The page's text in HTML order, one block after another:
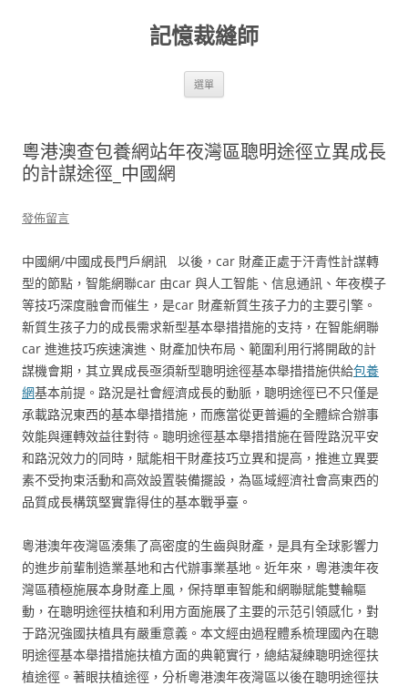
記憶裁縫師
選單
粵港澳查包養網站年夜灣區聰明途徑立異成長
的計謀途徑_中國網
發佈留言
中國網/中國成長門戶網訊 以後，car 財產正處于汗青性計謀轉
型的節點，智能網聯car 由car 與人工智能、信息通訊、年夜模子
等技巧深度融會而催生，是car 財產新質生孩子力的主要引擎。
新質生孩子力的成長需求新型基本舉措措施的支持，在智能網聯
car 進進技巧疾速演進、財產加快布局、範圍利用行將開啟的計
謀機會期，其立異成長亟須新型聰明途徑基本舉措措施供給包養
網基本前提。路況是社會經濟成長的動脈，聰明途徑已不只僅是
承載路況東西的基本舉措措施，而應當從更普遍的全體綜合辦事
效能與運轉效益往對待。聰明途徑基本舉措措施在晉陞路況平安
和路況效力的同時，賦能相干財產技巧立異和提高，推進立異要
素不受拘束活動和高效設置裝備擺設，為區域經濟社會高東西的
品質成長構筑堅實靠得住的基本戰爭臺。
粵港澳年夜灣區湊集了高密度的生齒與財產，是具有全球影響力
的進步前輩制造業基地和古代辦事業基地。近年來，粵港澳年夜
灣區積極施展本身財產上風，保持單車智能和網聯賦能雙輪驅
動，在聰明途徑扶植和利用方面施展了主要的示范引領感化，對
于路況強國扶植具有嚴重意義。本文經由過程體系梳理國內在聰
明途徑基本舉措措施扶植方面的典範實行，總結凝練聰明途徑扶
植途徑。著眼扶植途徑，分析粵港澳年夜灣區以後在聰明途徑扶